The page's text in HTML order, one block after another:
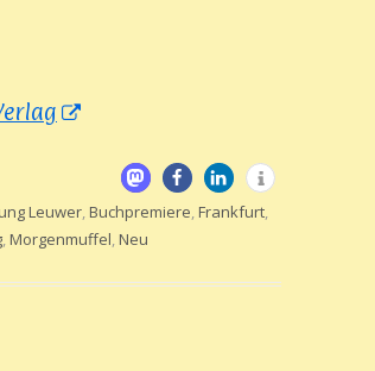
Fenster
öffnenIn
neuem
Fenster
In
Fenster
In
FensterFenster
Leuwer,Buchpremiere,Frankfurt,
,Morgenmuffel,Neu